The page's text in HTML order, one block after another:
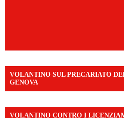
VOLANTINO SUL PRECARIATO
GENOVA
VOLANTINO CONTRO I